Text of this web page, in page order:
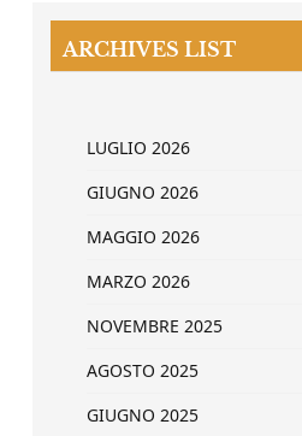
ARCHIVES LIST
LUGLIO 2026
GIUGNO 2026
MAGGIO 2026
MARZO 2026
NOVEMBRE 2025
AGOSTO 2025
GIUGNO 2025